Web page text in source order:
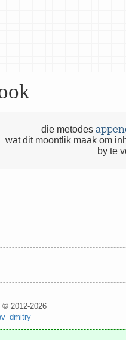
die metodes
wat dit moontlik maak om
by te
© 2012-2026